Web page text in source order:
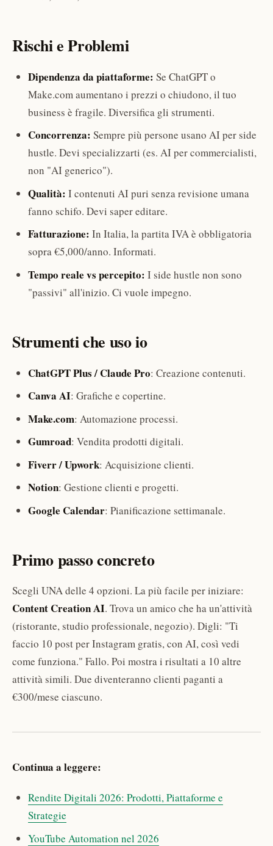
Rischi e Problemi
Dipendenza da piattaforme: Se ChatGPT o
Make.com aumentano i prezzi o chiudono, il tuo
business è fragile. Diversifica gli strumenti.
Concorrenza: Sempre più persone usano AI per side
hustle. Devi specializzarti (es. AI per commercialisti,
non "AI generico").
Qualità: I contenuti AI puri senza revisione umana
fanno schifo. Devi saper editare.
Fatturazione: In Italia, la partita IVA è obbligatoria
sopra €5,000/anno. Informati.
Tempo reale vs percepito: I side hustle non sono
"passivi" all'inizio. Ci vuole impegno.
Strumenti che uso io
ChatGPT Plus / Claude Pro: Creazione contenuti.
Canva AI: Grafiche e copertine.
Make.com: Automazione processi.
Gumroad: Vendita prodotti digitali.
Fiverr / Upwork: Acquisizione clienti.
Notion: Gestione clienti e progetti.
Google Calendar: Pianificazione settimanale.
Primo passo concreto
Scegli UNA delle 4 opzioni. La più facile per iniziare:
Content Creation AI. Trova un amico che ha un'attività
(ristorante, studio professionale, negozio). Digli: "Ti
faccio 10 post per Instagram gratis, con AI, così vedi
come funziona." Fallo. Poi mostra i risultati a 10 altre
attività simili. Due diventeranno clienti paganti a
€300/mese ciascuno.
Continua a leggere:
Rendite Digitali 2026: Prodotti, Piattaforme e
Strategie
YouTube Automation nel 2026